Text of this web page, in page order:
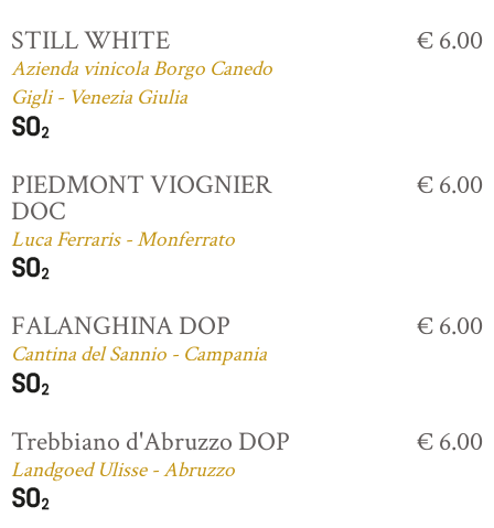
STILL WHITE
Azienda vinicola Borgo Canedo
Gigli - Venezia Giulia
€ 6.00
PIEDMONT VIOGNIER
DOC
Luca Ferraris - Monferrato
€ 6.00
FALANGHINA DOP
Cantina del Sannio - Campania
€ 6.00
Trebbiano d'Abruzzo DOP
Landgoed Ulisse - Abruzzo
€ 6.00